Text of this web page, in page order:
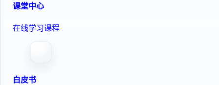
课堂中心
在线学习课程
白皮书